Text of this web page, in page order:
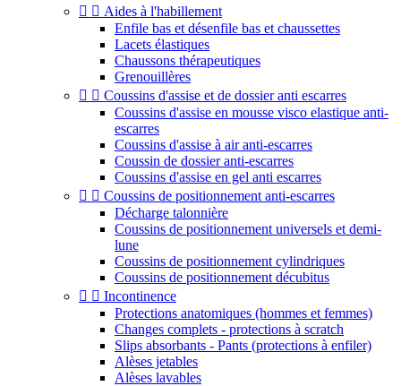
  Aides à l'habillement
Enfile bas et désenfile bas et chaussettes
Lacets élastiques
Chaussons thérapeutiques
Grenouillères
  Coussins d'assise et de dossier anti escarres
Coussins d'assise en mousse visco elastique anti-
escarres
Coussins d'assise à air anti-escarres
Coussin de dossier anti-escarres
Coussins d'assise en gel anti escarres
  Coussins de positionnement anti-escarres
Décharge talonnière
Coussins de positionnement universels et demi-
lune
Coussins de positionnement cylindriques
Coussins de positionnement décubitus
  Incontinence
Protections anatomiques (hommes et femmes)
Changes complets - protections à scratch
Slips absorbants - Pants (protections à enfiler)
Alèses jetables
Alèses lavables